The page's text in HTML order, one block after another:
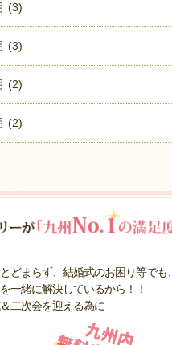
(3)
(3)
(2)
(2)
どまらず、結婚式のお困り等でも、
一緒に解決しているから！！
二次会を迎える為に